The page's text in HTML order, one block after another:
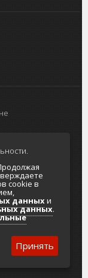
портал
обработки
персональных
cookie в
данныхи
данных.
Принять